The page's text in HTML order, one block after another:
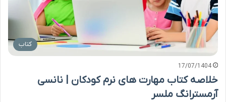
کتاب
17/07/1404
خلاصه کتاب مهارت های نرم کودکان | نانسی
آرمسترانگ ملسر